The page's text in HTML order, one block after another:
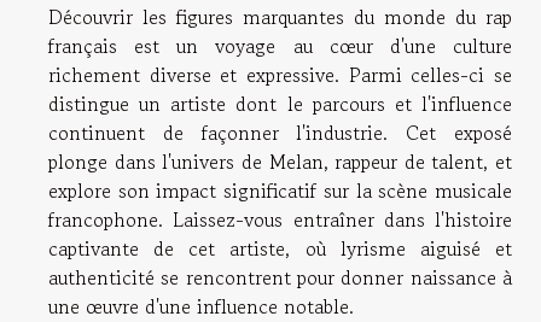
Découvrir les figures marquantes du monde du rap
français est un voyage au cœur d'une culture
richement diverse et expressive. Parmi celles-ci se
distingue un artiste dont le parcours et l'influence
continuent de façonner l'industrie. Cet exposé
plonge dans l'univers de Melan, rappeur de talent, et
explore son impact significatif sur la scène musicale
francophone. Laissez-vous entraîner dans l'histoire
captivante de cet artiste, où lyrisme aiguisé et
authenticité se rencontrent pour donner naissance à
une œuvre d'une influence notable.